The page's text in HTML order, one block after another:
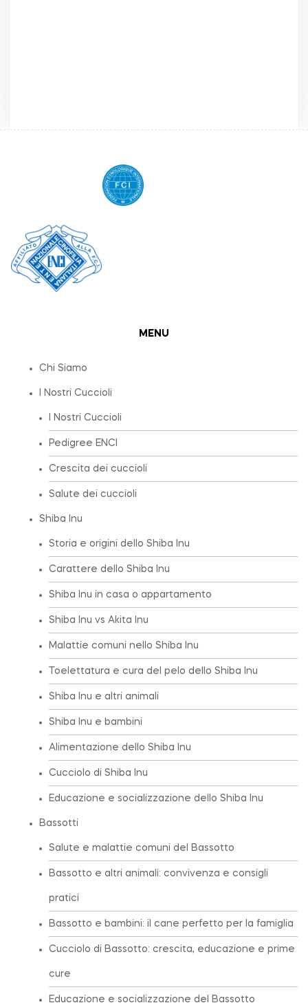
MENU
Chi Siamo
I Nostri Cuccioli
I Nostri Cuccioli
Pedigree ENCI
Crescita dei cuccioli
Salute dei cuccioli
Shiba Inu
Storia e origini dello Shiba Inu
Carattere dello Shiba Inu
Shiba Inu in casa o appartamento
Shiba Inu vs Akita Inu
Malattie comuni nello Shiba Inu
Toelettatura e cura del pelo dello Shiba Inu
Shiba Inu e altri animali
Shiba Inu e bambini
Alimentazione dello Shiba Inu
Cucciolo di Shiba Inu
Educazione e socializzazione dello Shiba Inu
Bassotti
Salute e malattie comuni del Bassotto
Bassotto e altri animali: convivenza e consigli
pratici
Bassotto e bambini: il cane perfetto per la famiglia
Cucciolo di Bassotto: crescita, educazione e prime
cure
Educazione e socializzazione del Bassotto